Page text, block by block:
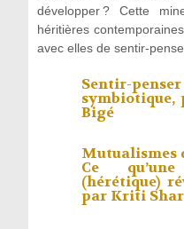
développer ? Cette
héritières
avec elles de sentir-
Sentir-
Bigé
Mutualismes
Ce
(hérétique)
par Kriti